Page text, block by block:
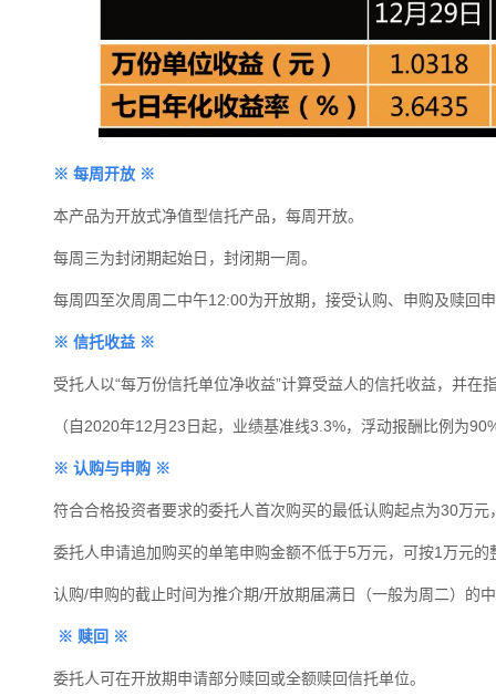
※ 每周开放 ※
本产品为开放式净值型信托产品，每周开放。
每周三为封闭期起始日，封闭期一周。
每周四至次周周二中午12:00为开放期，接受认购、申购及赎回
※ 信托收益 ※
受托人以“每万份信托单位净收益”计算受益人的信托收益，并在
（自2020年12月23日起，业绩基准线3.3%，浮动报酬比例为
※ 认购与申购 ※
符合合格投资者要求的委托人首次购买的最低认购起点为30万元
委托人申请追加购买的单笔申购金额不低于5万元，可按1万元的
认购/申购的截止时间为推介期/开放期届满日（一般为周二）的
※ 赎回 ※
委托人可在开放期申请部分赎回或全额赎回信托单位。